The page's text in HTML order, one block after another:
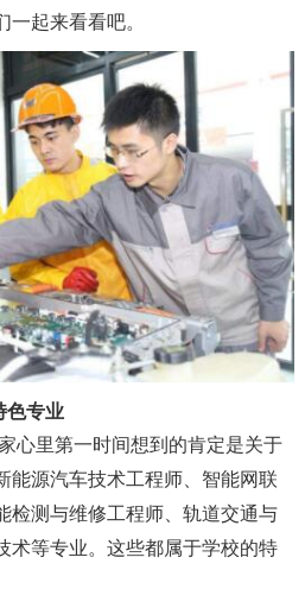
起来看看吧。
色专业
心里第一时间想到的肯定是关于
能源汽车技术工程师、智能网联
检测与维修工程师、轨道交通与
术等专业。这些都属于学校的特